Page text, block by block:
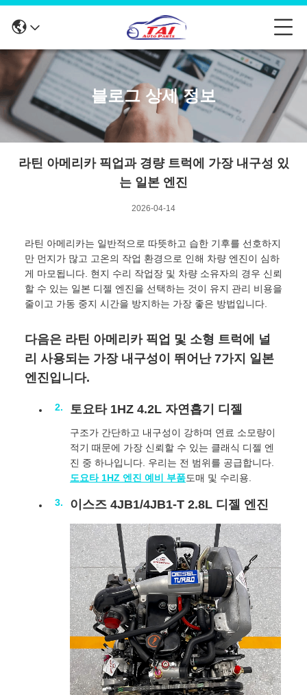
블로그 상세 정보
라틴 아메리카 픽업과 경량 트럭에 가장 내구성 있
는 일본 엔진
2026-04-14
라틴 아메리카는 일반적으로 따뜻하고 습한 기후를 선호하지
만 먼지가 많고 고온의 작업 환경으로 인해 차량 엔진이 심하
게 마모됩니다. 현지 수리 작업장 및 차량 소유자의 경우 신뢰
할 수 있는 일본 디젤 엔진을 선택하는 것이 유지 관리 비용을
줄이고 가동 중지 시간을 방지하는 가장 좋은 방법입니다.
다음은 라틴 아메리카 픽업 및 소형 트럭에 널
리 사용되는 가장 내구성이 뛰어난 7가지 일본
엔진입니다.
토요타 1HZ 4.2L 자연흡기 디젤
구조가 간단하고 내구성이 강하며 연료 소모량이
적기 때문에 가장 신뢰할 수 있는 클래식 디젤 엔
진 중 하나입니다. 우리는 전 범위를 공급합니다.
도요타 1HZ 엔진 예비 부품도매 및 수리용.
이스즈 4JB1/4JB1-T 2.8L 디젤 엔진